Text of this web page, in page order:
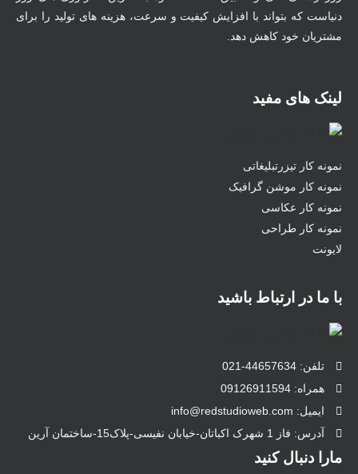
دنیاست که بتواند با افزایش کیفیت و سرعت، هزینه های تولید را برای
مشتریان خود کاهش دهد.
لینک های مفید
نمونه کار تیزرتبلیغاتی
نمونه کار موشن گرافیک
نمونه کار عکاسی
نمونه کار طراحی
لایونت
با ما در ارتباط باشید
تلفن: 44657634-021
همراه: 09126911594
ایمیل: info@redstudioweb.com
آدرس: فاز 1 شهرک اکباتان-خیابان نفیسی-پلاک15-ساختمان آرین
مارا دنبال کنید